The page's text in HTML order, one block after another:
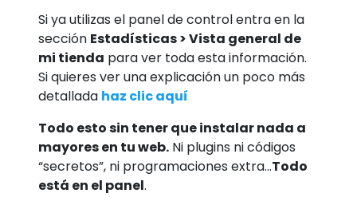
Si ya utilizas el panel de control entra en la
sección Estadísticas > Vista general de
mi tienda para ver toda esta información.
Si quieres ver una explicación un poco más
detallada haz clic aquí
Todo esto sin tener que instalar nada a
mayores en tu web. Ni plugins ni códigos
“secretos”, ni programaciones extra…Todo
está en el panel.